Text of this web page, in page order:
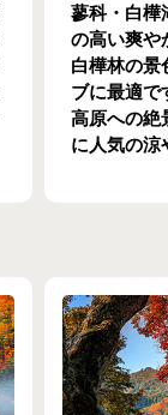
蓼科・白樺
の高い爽や
白樺林の景
ブに最適で
高原への絶
に人気の涼